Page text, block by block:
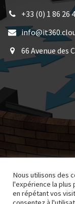
+33 (0) 1 86 26
66 Avenue des
Copyright ©
Nous utilisons des
l'expérience la plus
en répétant vos